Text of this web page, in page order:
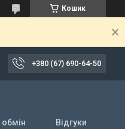
Кошик
+380 (67) 690-64-50
Відгуки